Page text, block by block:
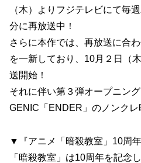
（木）よりフジテレビにて毎
分に再放送中！
さらに本作では、再放送に合
を一新しており、10月２日（
送開始！
それに伴い第３弾オープニング
GENIC「ENDER」のノンクレ
▼『アニメ「暗殺教室」10周年
「暗殺教室」は10周年を記念